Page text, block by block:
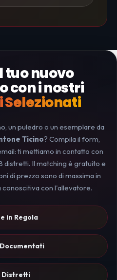
tuo nuovo
con i nostri
un puledro o un esemplare da
Ticino? Compila il form,
ti mettiamo in contatto con
distretti. Il matching è gratuito e
di prezzo sono di massima in
conoscitiva con l'allevatore.
in Regola
Distretti